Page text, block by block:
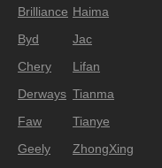
Brilliance
Byd
Chery
Derways
Faw
Geely
Haima
Jac
Lifan
Tianma
Tianye
ZhongXing